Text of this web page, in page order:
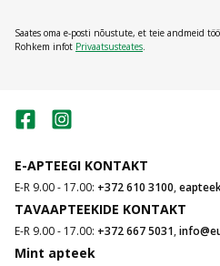
Saates oma e-posti nõustute, et teie andmeid
Rohkem infot Privaatsusteates.
E-APTEEGI KONTAKT
E-R 9.00 - 17.00: +372 610 3100,
TAVAAPTEEKIDE KONTAKT
E-R 9.00 - 17.00: +372 667 5031,
Mint apteek